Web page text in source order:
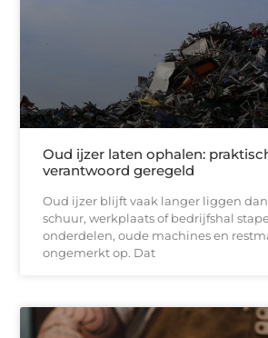
Oud ijzer laten ophalen:
verantwoord geregeld
Oud ijzer blijft vaak langer liggen
schuur, werkplaats of bedrijfshal
onderdelen, oude machines en
ongemerkt op. Dat